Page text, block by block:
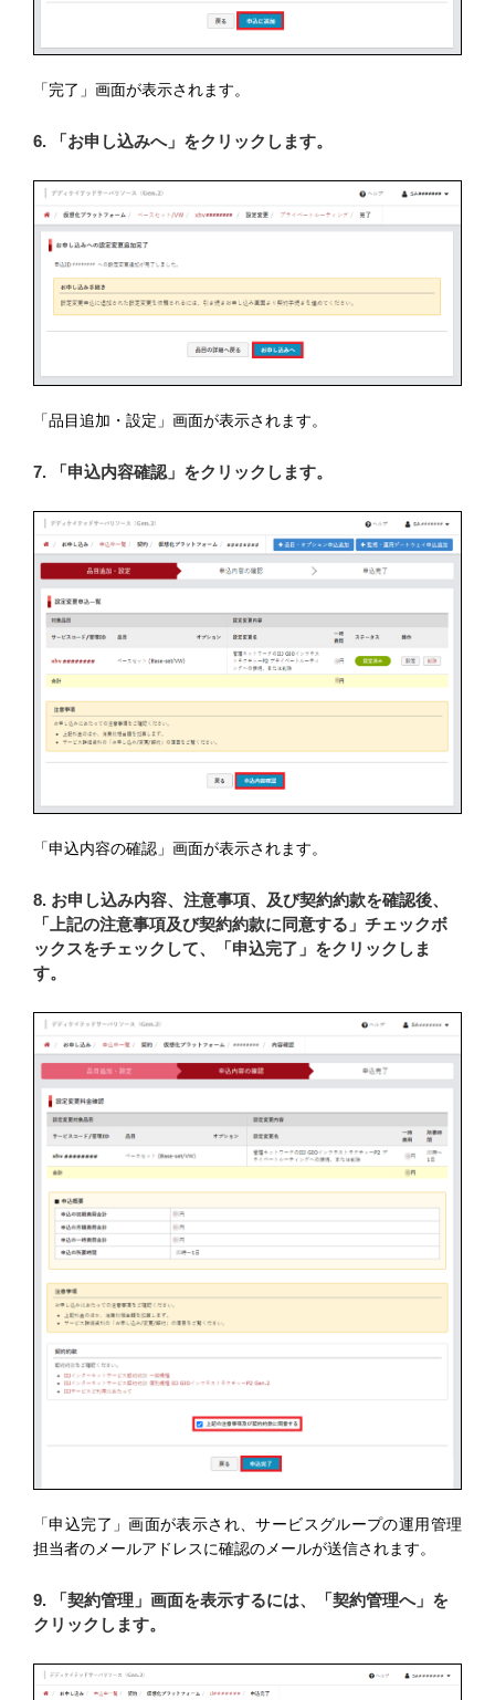
「完了」画面が表示されます。
6. 「お申し込みへ」をクリックします。
「品目追加・設定」画面が表示されます。
7. 「申込内容確認」をクリックします。
「申込内容の確認」画面が表示されます。
8. お申し込み内容、注意事項、及び契約約款を確認後、
「上記の注意事項及び契約約款に同意する」チェックボ
ックスをチェックして、「申込完了」をクリックしま
す。
「申込完了」画面が表示され、サービスグループの運用管理
担当者のメールアドレスに確認のメールが送信されます。
9. 「契約管理」画面を表示するには、「契約管理へ」を
クリックします。